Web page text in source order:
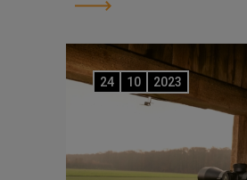
24 10 2023